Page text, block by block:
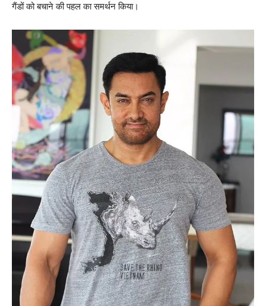
गैंडों को बचाने की पहल का समर्थन किया।